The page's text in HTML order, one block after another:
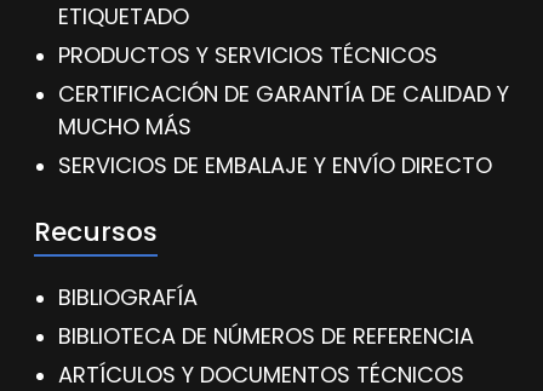
ETIQUETADO
PRODUCTOS Y SERVICIOS TÉCNICOS
CERTIFICACIÓN DE GARANTÍA DE CALIDAD Y
MUCHO MÁS
SERVICIOS DE EMBALAJE Y ENVÍO DIRECTO
Recursos
BIBLIOGRAFÍA
BIBLIOTECA DE NÚMEROS DE REFERENCIA
ARTÍCULOS Y DOCUMENTOS TÉCNICOS